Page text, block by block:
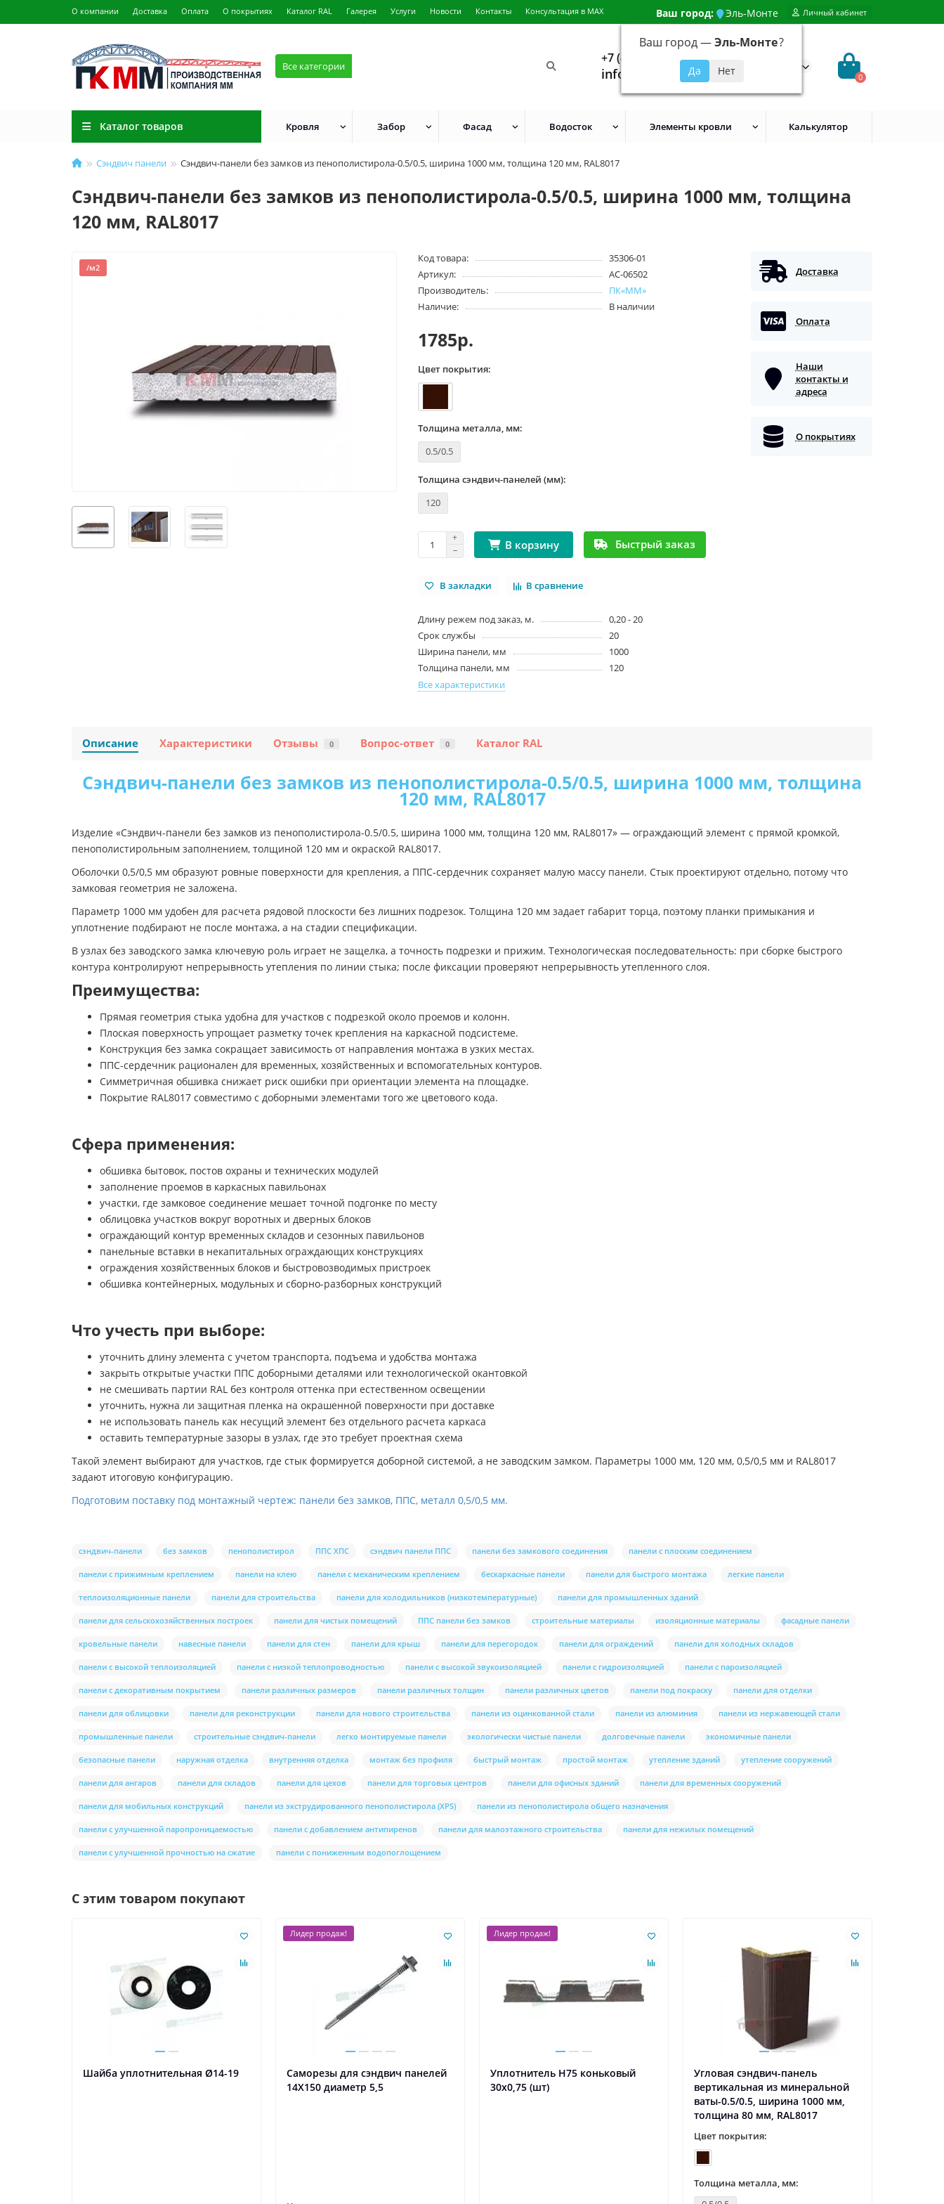
О компании Доставка Оплата О покрытиях Каталог RAL Галерея Услуги Новости Контакты Консультация в MAX Ваш город: Эль-Монте
Ваш город —Эль-Монте?
Личный кабинет
Все категории
+7 (499) 648-92-94
info@evroshtaketnikmoskva.ru 0
Каталог товаров Кровля Забор Фасад Водосток Элементы кровли Калькулятор
Сэндвич панели Сэндвич-панели без замков из пенополистирола-0.5/0.5, ширина 1000 мм, толщина 120 мм, RAL8017
Сэндвич-панели без замков из пенополистирола-0.5/0.5, ширина 1000 мм, толщина
120 мм, RAL8017
/м2
Код товара:
35306-01
Артикул:
AC-06502
Производитель:
ПК«ММ»
Наличие:
В наличии
1785р.
Цвет покрытия:
Толщина металла, мм:
0.5/0.5
Толщина сэндвич-панелей (мм):
120
В корзину Быстрый заказ
В закладки В сравнение
Длину режем под заказ, м.
0,20 - 20
Срок службы
20
Ширина панели, мм
1000
Толщина панели, мм
120
Все характеристики
Доставка
Оплата
Наши
контакты и
адреса
О покрытиях
Описание Характеристики Отзывы 0 Вопрос-ответ 0 Каталог RAL
Сэндвич-панели без замков из пенополистирола-0.5/0.5, ширина 1000 мм, толщина
120 мм, RAL8017
Изделие «Сэндвич-панели без замков из пенополистирола-0.5/0.5, ширина 1000 мм, толщина 120 мм, RAL8017» — ограждающий элемент с прямой кромкой,
пенополистирольным заполнением, толщиной 120 мм и окраской RAL8017.
Оболочки 0,5/0,5 мм образуют ровные поверхности для крепления, а ППС-сердечник сохраняет малую массу панели. Стык проектируют отдельно, потому что
замковая геометрия не заложена.
Параметр 1000 мм удобен для расчета рядовой плоскости без лишних подрезок. Толщина 120 мм задает габарит торца, поэтому планки примыкания и
уплотнение подбирают не после монтажа, а на стадии спецификации.
В узлах без заводского замка ключевую роль играет не защелка, а точность подрезки и прижим. Технологическая последовательность: при сборке быстрого
контура контролируют непрерывность утепления по линии стыка; после фиксации проверяют непрерывность утепленного слоя.
Преимущества:
Прямая геометрия стыка удобна для участков с подрезкой около проемов и колонн.
Плоская поверхность упрощает разметку точек крепления на каркасной подсистеме.
Конструкция без замка сокращает зависимость от направления монтажа в узких местах.
ППС-сердечник рационален для временных, хозяйственных и вспомогательных контуров.
Симметричная обшивка снижает риск ошибки при ориентации элемента на площадке.
Покрытие RAL8017 совместимо с доборными элементами того же цветового кода.
Сфера применения:
обшивка бытовок, постов охраны и технических модулей
заполнение проемов в каркасных павильонах
участки, где замковое соединение мешает точной подгонке по месту
облицовка участков вокруг воротных и дверных блоков
ограждающий контур временных складов и сезонных павильонов
панельные вставки в некапитальных ограждающих конструкциях
ограждения хозяйственных блоков и быстровозводимых пристроек
обшивка контейнерных, модульных и сборно-разборных конструкций
Что учесть при выборе:
уточнить длину элемента с учетом транспорта, подъема и удобства монтажа
закрыть открытые участки ППС доборными деталями или технологической окантовкой
не смешивать партии RAL без контроля оттенка при естественном освещении
уточнить, нужна ли защитная пленка на окрашенной поверхности при доставке
не использовать панель как несущий элемент без отдельного расчета каркаса
оставить температурные зазоры в узлах, где это требует проектная схема
Такой элемент выбирают для участков, где стык формируется доборной системой, а не заводским замком. Параметры 1000 мм, 120 мм, 0,5/0,5 мм и RAL8017
задают итоговую конфигурацию.
Подготовим поставку под монтажный чертеж: панели без замков, ППС, металл 0,5/0,5 мм.
сэндвич-панели без замков пенополистирол ППС ХПС сэндвич панели ППС панели без замкового соединения панели с плоским соединением
панели с прижимным креплением панели на клею панели с механическим креплением бескаркасные панели панели для быстрого монтажа легкие панели
теплоизоляционные панели панели для строительства панели для холодильников (низкотемпературные) панели для промышленных зданий
панели для сельскохозяйственных построек панели для чистых помещений ППС панели без замков строительные материалы изоляционные материалы фасадные панели
кровельные панели навесные панели панели для стен панели для крыш панели для перегородок панели для ограждений панели для холодных складов
панели с высокой теплоизоляцией панели с низкой теплопроводностью панели с высокой звукоизоляцией панели с гидроизоляцией панели с пароизоляцией
панели с декоративным покрытием панели различных размеров панели различных толщин панели различных цветов панели под покраску панели для отделки
панели для облицовки панели для реконструкции панели для нового строительства панели из оцинкованной стали панели из алюминия панели из нержавеющей стали
промышленные панели строительные сэндвич-панели легко монтируемые панели экологически чистые панели долговечные панели экономичные панели
безопасные панели наружная отделка внутренняя отделка монтаж без профиля быстрый монтаж простой монтаж утепление зданий утепление сооружений
панели для ангаров панели для складов панели для цехов панели для торговых центров панели для офисных зданий панели для временных сооружений
панели для мобильных конструкций панели из экструдированного пенополистирола (XPS) панели из пенополистирола общего назначения
панели с улучшенной паропроницаемостью панели с добавлением антипиренов панели для малоэтажного строительства панели для нежилых помещений
панели с улучшенной прочностью на сжатие панели с пониженным водопоглощением
С этим товаром покупают
Шайба уплотнительная Ø14-19
Лидер продаж!
Саморезы для сэндвич панелей
14X150 диаметр 5,5
Лидер продаж!
Уплотнитель Н75 коньковый
30х0,75 (шт)
Угловая сэндвич-панель
вертикальная из минеральной
ваты-0.5/0.5, ширина 1000 мм,
толщина 80 мм, RAL8017
Цвет покрытия:
Толщина металла, мм: